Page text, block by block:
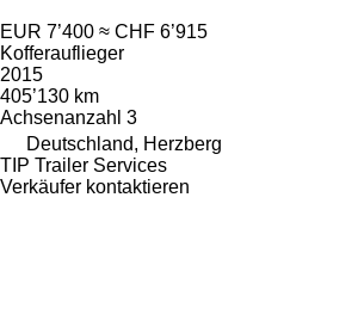
EUR 7’400 ≈ CHF 6’915
Kofferauflieger
2015
405’130 km
Achsenanzahl 3
Deutschland, Herzberg
TIP Trailer Services
Verkäufer kontaktieren